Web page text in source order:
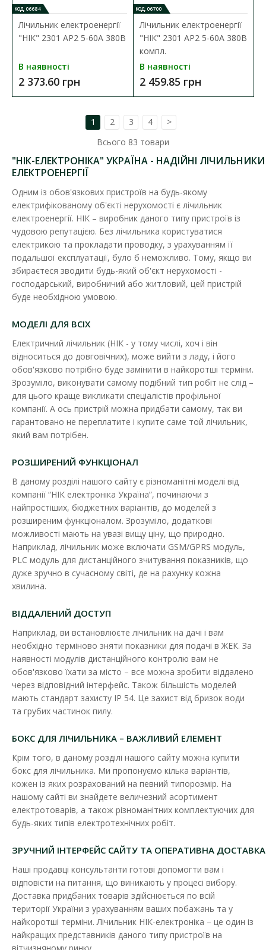
Лічильник електроенергії "НІК" 2100 AP2.0000 (5-
60А) 220В компл.
Наявність: В наявності
Однофазний лічильник - NIK 2100 АР2, призначений для
вимірювання активної енергії в однофазних двопр..
ДО КОШИКА
В порівняння
В закладки
Лічильник електроенергії "НІК" 2100 AP6Т (5-80А)
220В​ + PLC модуль
Наявність: В наявності
Однофазний лічильник - NIK 2100 призначений для
вимірювання активної енергії в однофазних двопр..
4 243.50 грн
ДО КОШИКА
В закладки
КОД: 06684
Лічильник електроенергії
"НІК" 2301 АP2 5-60А 380В
В наявності
2 373.60 грн
КОД: 06700
Лічильник електроенергії
"НІК" 2301 АP2 5-60А 380В
компл.
В наявності
2 459.85 грн
1 2 3 4
>
Всього 83 товари
"НІК-ЕЛЕКТРОНІКА" УКРАЇНА - НАДІЙНІ ЛІЧИЛЬНИКИ
ЕЛЕКТРОЕНЕРГІЇ
Одним із обов'язкових пристроїв на будь-якому
електрифікованому об'єкті нерухомості є лічильник
електроенергії. НІК – виробник даного типу пристроїв із
чудовою репутацією. Без лічильника користуватися
електрикою та прокладати проводку, з урахуванням її
подальшої експлуатації, було б неможливо. Тому, якщо ви
збираєтеся зводити будь-який об'єкт нерухомості -
господарський, виробничий або житловий, цей пристрій
буде необхідною умовою.
МОДЕЛІ ДЛЯ ВСІХ
Електричний лічильник (НІК - у тому числі, хоч і він
відноситься до довговічних), може вийти з ладу, і його
обов'язково потрібно буде замінити в найкоротші терміни.
Зрозуміло, виконувати самому подібний тип робіт не слід –
для цього краще викликати спеціалістів профільної
компанії. А ось пристрій можна придбати самому, так ви
гарантовано не переплатите і купите саме той лічильник,
який вам потрібен.
РОЗШИРЕНИЙ ФУНКЦІОНАЛ
В даному розділі нашого сайту є різноманітні моделі від
компанії “НІК електроніка Україна”, починаючи з
найпростіших, бюджетних варіантів, до моделей з
розширеним функціоналом. Зрозуміло, додаткові
можливості мають на увазі вищу ціну, що природно.
Наприклад, лічильник може включати GSM/GPRS модуль,
PLC модуль для дистанційного зчитування показників, що
дуже зручно в сучасному світі, де на рахунку кожна
хвилина.
ВІДДАЛЕНИЙ ДОСТУП
Наприклад, ви встановлюєте лічильник на дачі і вам
необхідно терміново зняти показники для подачі в ЖЕК. За
наявності модулів дистанційного контролю вам не
обов'язково їхати за місто – все можна зробити віддалено
через відповідний інтерфейс. Також більшість моделей
мають стандарт захисту IP 54. Це захист від бризок води
та грубих частинок пилу.
БОКС ДЛЯ ЛІЧИЛЬНИКА – ВАЖЛИВИЙ ЕЛЕМЕНТ
Крім того, в даному розділі нашого сайту можна купити
бокс для лічильника. Ми пропонуємо кілька варіантів,
кожен із яких розрахований на певний типорозмір. На
нашому сайті ви знайдете величезний асортимент
електротоварів, а також різноманітних комплектуючих для
будь-яких типів електротехнічних робіт.
ЗРУЧНИЙ ІНТЕРФЕЙС САЙТУ ТА ОПЕРАТИВНА ДОСТАВКА
Наші продавці консультанти готові допомогти вам і
відповісти на питання, що виникають у процесі вибору.
Доставка придбаних товарів здійснюється по всій
території України з урахуванням ваших побажань та у
найкоротші терміни. Лічильник НІК-електроніка – це один із
найкращих представників даного типу пристроїв на
вітчизняному ринку.